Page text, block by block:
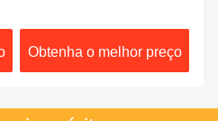
Alta Pureza
Obtenha o melhor preço